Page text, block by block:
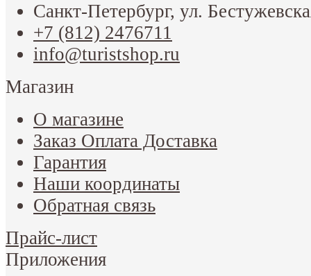
Санкт-Петербург, ул.
+7 (812) 2476711
info@turistshop.ru
Магазин
О магазине
Заказ Оплата Доставка
Гарантия
Наши координаты
Обратная связь
Прайс-лист
Приложения